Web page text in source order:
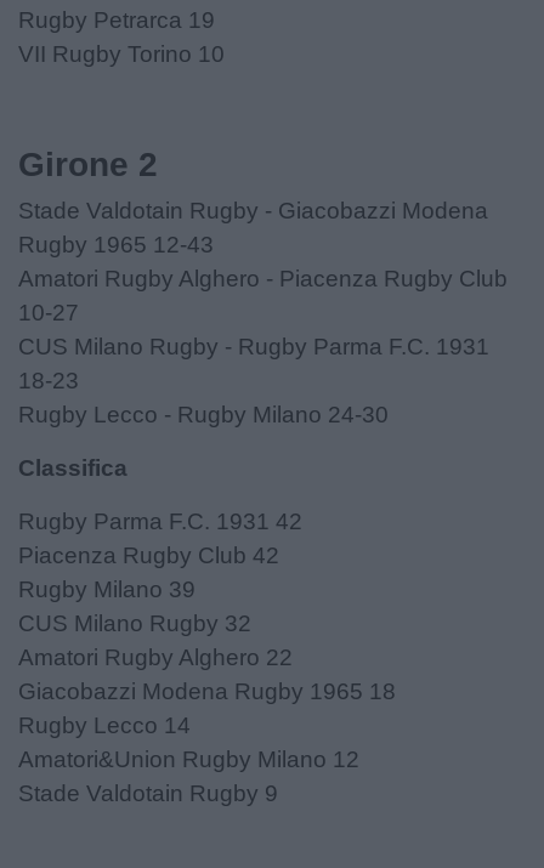
Rugby Petrarca 19
VII Rugby Torino 10
Girone 2
Stade Valdotain Rugby - Giacobazzi Modena
Rugby 1965 12-43
Amatori Rugby Alghero - Piacenza Rugby Club
10-27
CUS Milano Rugby - Rugby Parma F.C. 1931
18-23
Rugby Lecco - Rugby Milano 24-30
Classifica
Rugby Parma F.C. 1931 42
Piacenza Rugby Club 42
Rugby Milano 39
CUS Milano Rugby 32
Amatori Rugby Alghero 22
Giacobazzi Modena Rugby 1965 18
Rugby Lecco 14
Amatori&Union Rugby Milano 12
Stade Valdotain Rugby 9